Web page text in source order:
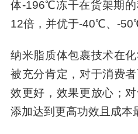
体-196℃冻干在货架期
12倍，并优于-40℃、-
纳米脂质体包裹技术在
被充分肯定，对于消费
效更好，效果更放心；
添加达到更高功效且成本